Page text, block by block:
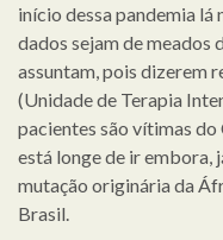
início dessa pandemia
dados sejam de meados
assuntam, pois dizerem
(Unidade de Terapia
pacientes são vítimas
está longe de ir embora,
mutação originária da
Brasil.